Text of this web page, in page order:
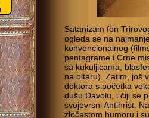
Satanizam fon
ogleda se na
konvencionalnog
pentagrame i Crne
sa kukuljicama,
na oltaru). Zatim, još
doktora s početka
dušu Đavolu, i čiji se
svojevrsni Antihrist.
zločestom humoru i